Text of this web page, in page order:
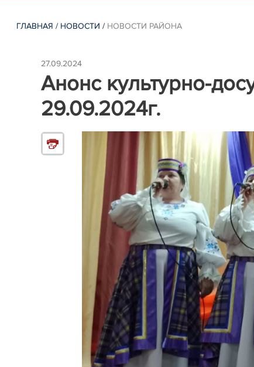
ГЛАВНАЯ / НОВОСТИ / НОВОСТИ РАЙОНА
27.09.2024
Анонс культурно-
29.09.2024г.